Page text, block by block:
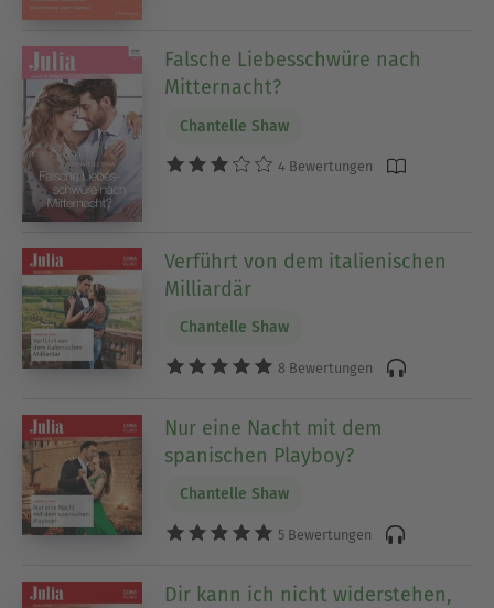
Falsche Liebesschwüre nach
Mitternacht?
Chantelle Shaw
4 Bewertungen
Verführt von dem italienischen
Milliardär
Chantelle Shaw
8 Bewertungen
Nur eine Nacht mit dem
spanischen Playboy?
Chantelle Shaw
5 Bewertungen
Dir kann ich nicht widerstehen,